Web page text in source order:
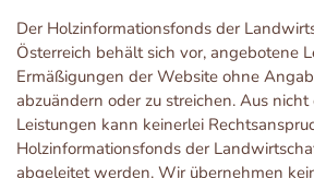
Der Holzinformationsfonds der
Österreich behält sich vor, angebotene
Ermäßigungen der Website ohne
abzuändern oder zu streichen. Aus
Leistungen kann keinerlei
Holzinformationsfonds der
abgeleitet werden. Wir übernehmen